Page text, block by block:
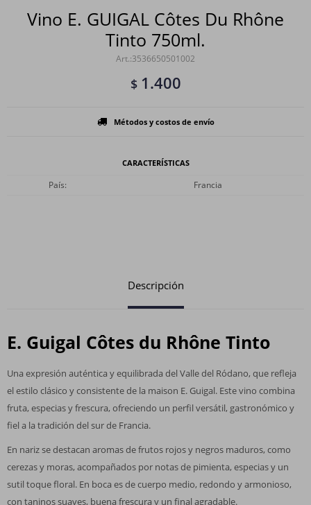
Vino E. GUIGAL Côtes Du Rhône
Tinto 750ml.
3536650501002
$ 1.400
Métodos y costos de envío
CARACTERÍSTICAS
País Francia
Descripción
E. Guigal Côtes du Rhône Tinto
Una expresión auténtica y equilibrada del Valle del Ródano, que refleja
el estilo clásico y consistente de la maison E. Guigal. Este vino combina
fruta, especias y frescura, ofreciendo un perfil versátil, gastronómico y
fiel a la tradición del sur de Francia.
En nariz se destacan aromas de frutos rojos y negros maduros, como
cerezas y moras, acompañados por notas de pimienta, especias y un
sutil toque floral. En boca es de cuerpo medio, redondo y armonioso,
con taninos suaves, buena frescura y un final agradable.